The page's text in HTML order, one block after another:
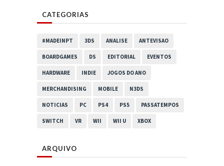
CATEGORIAS
#MADEINPT 3DS ANALISE ANTEVISAO
BOARDGAMES DS EDITORIAL EVENTOS
HARDWARE INDIE JOGOS DO ANO
MERCHANDISING MOBILE N3DS
NOTICIAS PC PS4 PS5 PASSATEMPOS
SWITCH VR WII WII U XBOX
ARQUIVO